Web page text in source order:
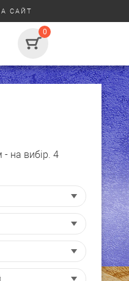
САЙТ
0
на вибір. 4